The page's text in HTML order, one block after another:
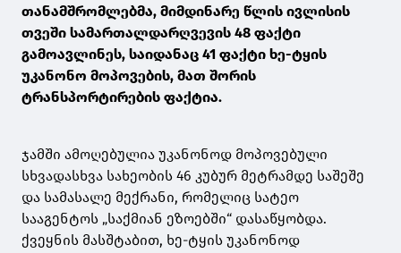
თანამშრომლებმა, მიმდინარე წლის ივლისის
თვეში სამართალდარღვევის 48 ფაქტი
გამოავლინეს, საიდანაც 41 ფაქტი ხე-ტყის
უკანონო მოპოვების, მათ შორის
ტრანსპორტირების ფაქტია.
ჯამში ამოღებულია უკანონოდ მოპოვებული
სხვადასხვა სახეობის 46 კუბურ მეტრამდე საშეშე
და სამასალე მექრანი, რომელიც სატეო
სააგენტოს „საქმიან ეზოებში“ დასაწყობდა.
ქვეყნის მასშტაბით, ხე-ტყის უკანონოდ